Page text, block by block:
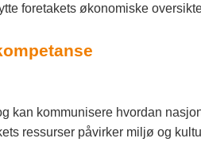
foretakets økonomiske
kan kommunisere hvordan
ressurser påvirker miljø og